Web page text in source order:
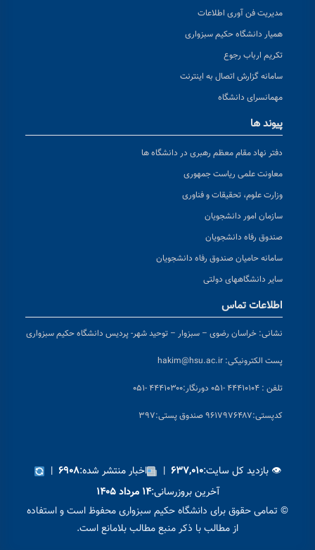
مدیریت فن آوری اطلاعات
همیار دانشگاه حکیم سبزواری
تکریم ارباب رجوع
سامانه گزارش اتصال به اینترنت
مهمانسرای دانشگاه
پیوند ها
دفتر نهاد مقام معظم رهبری در دانشگاه ها
معاونت علمی ریاست جمهوری
وزارت علوم، تحقیقات و فناوری
سازمان امور دانشجویان
صندوق رفاه دانشجویان
سامانه حامیان صندوق رفاه دانشجویان
سایر دانشگاههای دولتی
اطلاعات تماس
نشانی: خراسان رضوی – سبزوار – توحید شهر- پردیس دانشگاه حکیم سبزواری
پست الکترونیکی: hakim@hsu.ac.ir
تلفن : ۴۴۴۱۰۱۰۴ -۰۵۱ دورنگار:۴۴۴۱۰۳۰۰ -۰۵۱
کدپستی:۹۶۱۷۹۷۶۴۸۷ صندوق پستی:۳۹۷
👁 بازدید کل سایت:۶۳۷,۰۱۰ | اخبار منتشر شده:۶۹۰۸ |
آخرین بروزرسانی:۱۴ مرداد ۱۴۰۵
© تمامی حقوق برای دانشگاه حکیم سبزواری محفوظ است و استفاده
از مطالب با ذکر منبع مطالب بلامانع است.